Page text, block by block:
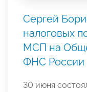
Сергей
налоговых
МСП на
ФНС России
30 июня